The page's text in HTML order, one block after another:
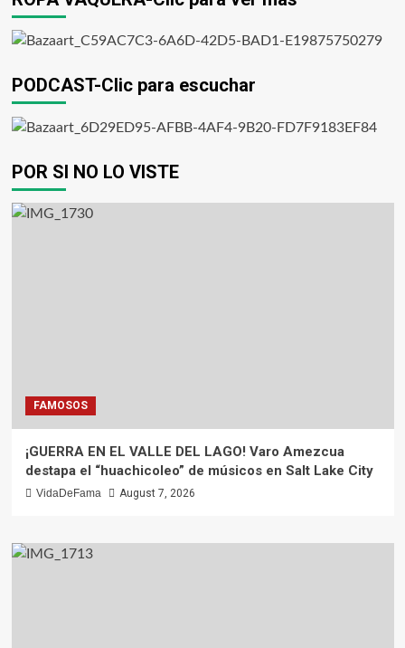
PODCAST-Clic para escuchar
POR SI NO LO VISTE
FAMOSOS
¡GUERRA EN EL VALLE DEL LAGO! Varo Amezcua
destapa el “huachicoleo” de músicos en Salt Lake City
VidaDeFama August 7, 2026